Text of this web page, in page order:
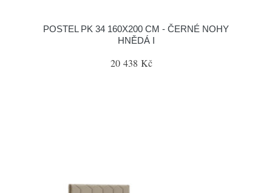
POSTEL PK 34 160X200 CM - ČERNÉ NOHY
HNĚDÁ I
20 438 Kč